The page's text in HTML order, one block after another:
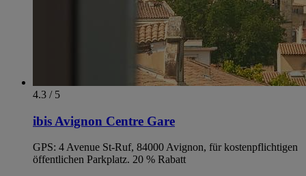
4.3 / 5
ibis Avignon Centre Gare
GPS: 4 Avenue St-Ruf, 84000 Avignon, für kostenpflichtigen
öffentlichen Parkplatz. 20 % Rabatt